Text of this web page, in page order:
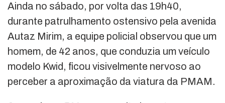
Ainda no sábado, por volta das 19h40,
durante patrulhamento ostensivo pela avenida
Autaz Mirim, a equipe policial observou que um
homem, de 42 anos, que conduzia um veículo
modelo Kwid, ficou visivelmente nervoso ao
perceber a aproximação da viatura da PMAM.